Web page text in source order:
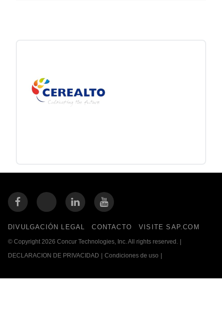
DIVULGACIÓN LEGAL CONTACTO VISITE SAP.COM
© Copyright 2026 Concur Technologies, Inc. All rights reserved.
DECLARACION DE PRIVACIDAD
Condiciones de uso